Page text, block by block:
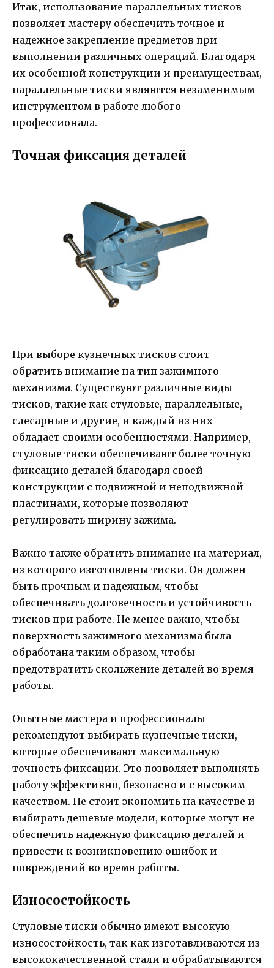
Итак, использование параллельных тисков
позволяет мастеру обеспечить точное и
надежное закрепление предметов при
выполнении различных операций. Благодаря
их особенной конструкции и преимуществам,
параллельные тиски являются незаменимым
инструментом в работе любого
профессионала.
Точная фиксация деталей
При выборе кузнечных тисков стоит
обратить внимание на тип зажимного
механизма. Существуют различные виды
тисков, такие как стуловые, параллельные,
слесарные и другие, и каждый из них
обладает своими особенностями. Например,
стуловые тиски обеспечивают более точную
фиксацию деталей благодаря своей
конструкции с подвижной и неподвижной
пластинами, которые позволяют
регулировать ширину зажима.
Важно также обратить внимание на материал,
из которого изготовлены тиски. Он должен
быть прочным и надежным, чтобы
обеспечивать долговечность и устойчивость
тисков при работе. Не менее важно, чтобы
поверхность зажимного механизма была
обработана таким образом, чтобы
предотвратить скольжение деталей во время
работы.
Опытные мастера и профессионалы
рекомендуют выбирать кузнечные тиски,
которые обеспечивают максимальную
точность фиксации. Это позволяет выполнять
работу эффективно, безопасно и с высоким
качеством. Не стоит экономить на качестве и
выбирать дешевые модели, которые могут не
обеспечить надежную фиксацию деталей и
привести к возникновению ошибок и
повреждений во время работы.
Износостойкость
Стуловые тиски обычно имеют высокую
износостойкость, так как изготавливаются из
высококачественной стали и обрабатываются